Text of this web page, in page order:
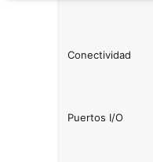
Conectividad
Puertos I/O